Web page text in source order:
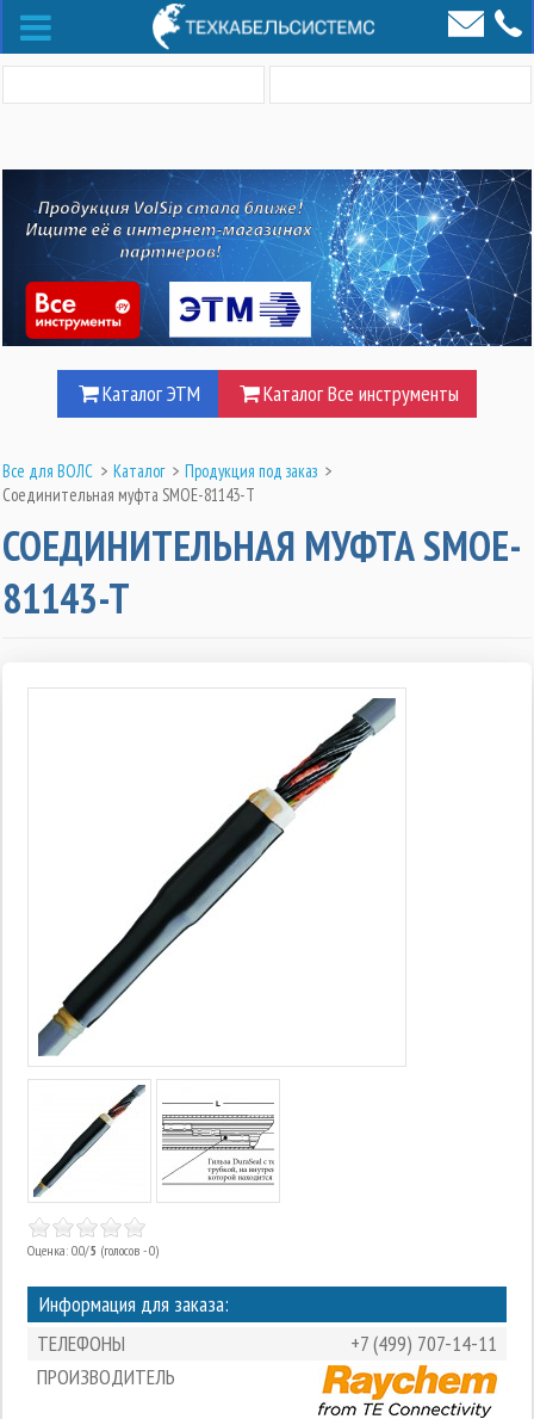
Каталог ЭТМ Каталог Все инструменты
Все для ВОЛС > Каталог > Продукция под заказ >
Соединительная муфта SMOE-81143-T
СОЕДИНИТЕЛЬНАЯ МУФТА SMOE-
81143-T
Оценка: 0.0/5 (голосов - 0)
Информация для заказа:
ТЕЛЕФОНЫ
+7 (499) 707-14-11
ПРОИЗВОДИТЕЛЬ